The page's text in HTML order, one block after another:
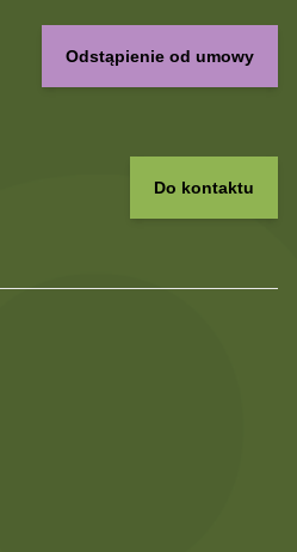
Odstąpienie od umowy
Do kontaktu